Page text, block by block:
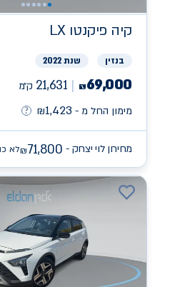
קיה פיקנטו LX
בנזין שנת 2022
₪69,000
21,631 ק״מ
מימון החל מ -
₪1,423
מחירון לוי יצחק - ₪71,800 לא